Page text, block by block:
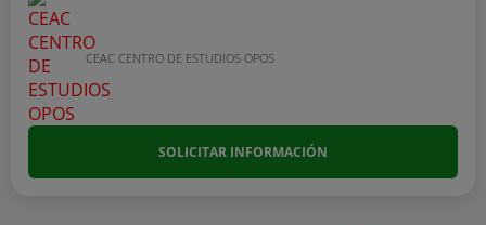
CEAC CENTRO DE ESTUDIOS OPOS
SOLICITAR INFORMACIÓN